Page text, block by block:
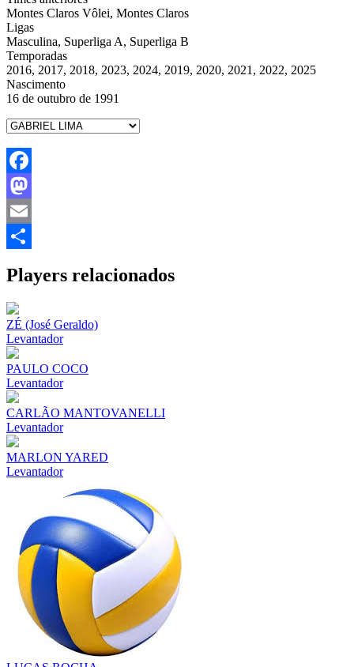
Montes Claros Vôlei, Montes Claros
Ligas
Masculina, Superliga A, Superliga B
Temporadas
2016, 2017, 2018, 2023, 2024, 2019, 2020, 2021, 2022, 2025
Nascimento
16 de outubro de 1991
Facebook
Mastodon
Email
Players relacionados
ZÉ (José Geraldo)
Levantador
PAULO COCO
Levantador
CARLÃO MANTOVANELLI
Levantador
MARLON YARED
Levantador